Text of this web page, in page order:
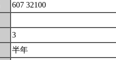
607 32100
3
半年